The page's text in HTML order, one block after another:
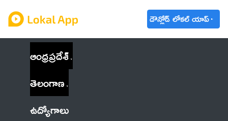
డౌన్లోడ్ లోకల్ యాప్
ఆంధ్రప్రదేశ్
తెలంగాణ
ఉద్యోగాలు